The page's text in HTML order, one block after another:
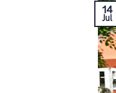
14
Jul